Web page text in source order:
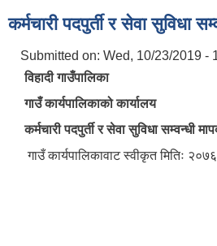
कर्मचारी पदपुर्ती र सेवा सुविधा
Submitted on: Wed, 10/23/2019 -
विहादी गाउँपालिका
गाउँ कार्यपालिकाको कार्यालय
कर्मचारी पदपुर्ती र सेवा सुविधा सम्वन्धी
गाउँ कार्यपालिकावाट स्वीकृत मितिः